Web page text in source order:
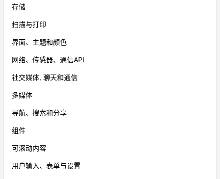
存储
扫描与打印
界面、主题和颜色
网络、传感器、通信API
社交媒体, 聊天和通信
多媒体
导航、搜索和分享
组件
可滚动内容
用户输入、表单与设置